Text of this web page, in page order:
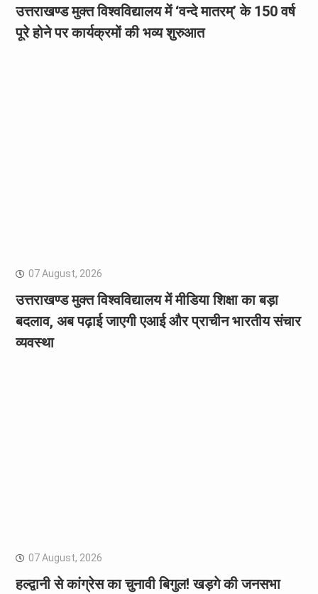
उत्तराखण्ड मुक्त विश्वविद्यालय में ‘वन्दे मातरम्’ के 150 वर्ष
पूरे होने पर कार्यक्रमों की भव्य शुरुआत
07 August, 2026
उत्तराखण्ड मुक्त विश्वविद्यालय में मीडिया शिक्षा का बड़ा
बदलाव, अब पढ़ाई जाएगी एआई और प्राचीन भारतीय संचार
व्यवस्था
07 August, 2026
हल्द्वानी से कांग्रेस का चुनावी बिगुल! खड़गे की जनसभा